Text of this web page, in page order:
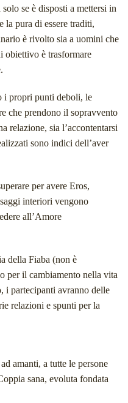
se è disposti a mettersi in
la pura di essere traditi,
è rivolto sia a uomini che
obiettivo è trasformare
i propri punti deboli, le
che prendono il sopravvento
relazione, sia l’accontentarsi
sono indici dell’aver
per avere Eros,
interiori vengono
all’Amore
della Fiaba (non è
per il cambiamento nella vita
i partecipanti avranno delle
relazioni e spunti per la
amanti, a tutte le persone
sana, evoluta fondata